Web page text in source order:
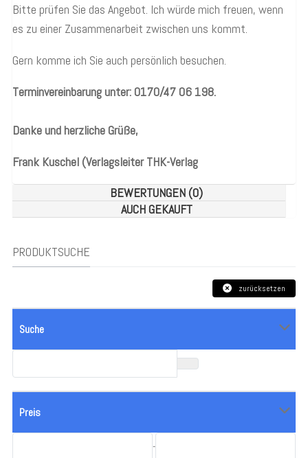
Bitte prüfen Sie das Angebot. Ich würde mich freuen, wenn
es zu einer Zusammenarbeit zwischen uns kommt.
Gern komme ich Sie auch persönlich besuchen.
Terminvereinbarung unter: 0170/47 06 198.
Danke und herzliche Grüße,
Frank Kuschel (Verlagsleiter THK-Verlag
BEWERTUNGEN (0)
AUCH GEKAUFT
PRODUKTSUCHE
zurücksetzen
Suche
Preis
-